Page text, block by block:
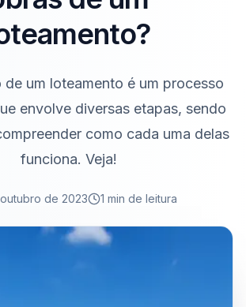
um loteamento é um processo
envolve diversas etapas, sendo
como cada uma delas
funciona. Veja!
de 2023 1 min de leitura